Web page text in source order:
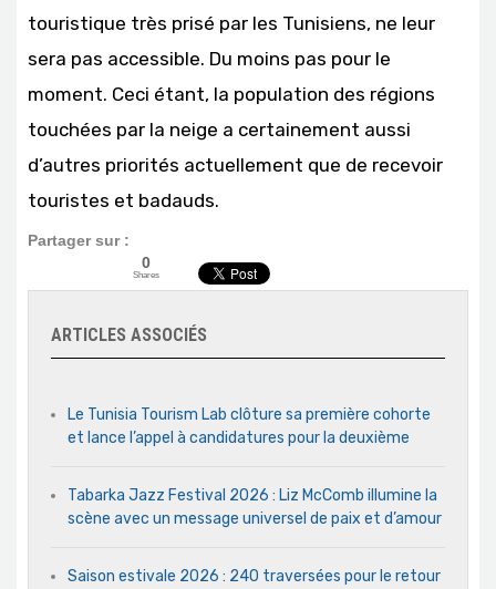
touristique très prisé par les Tunisiens, ne leur
sera pas accessible. Du moins pas pour le
moment. Ceci étant, la population des régions
touchées par la neige a certainement aussi
d’autres priorités actuellement que de recevoir
touristes et badauds.
Partager sur :
0
Shares
ARTICLES ASSOCIÉS
Le Tunisia Tourism Lab clôture sa première cohorte
et lance l’appel à candidatures pour la deuxième
Tabarka Jazz Festival 2026 : Liz McComb illumine la
scène avec un message universel de paix et d’amour
Saison estivale 2026 : 240 traversées pour le retour